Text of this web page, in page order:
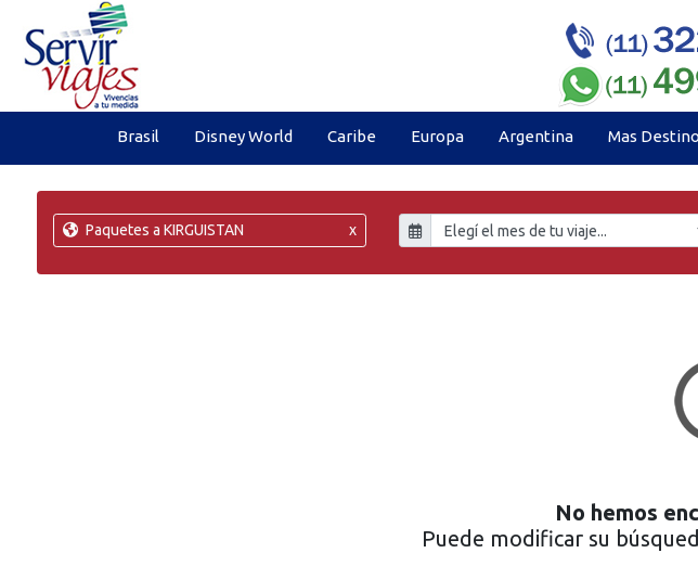
Brasil Disney World Caribe Europa Argentina Mas
Paquetes a KIRGUISTAN x
No hemos
Puede modificar su